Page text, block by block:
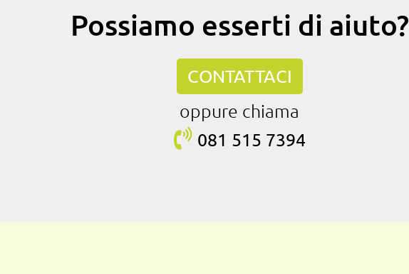
Possiamo esserti di aiuto?
CONTATTACI
oppure chiama
081 515 7394